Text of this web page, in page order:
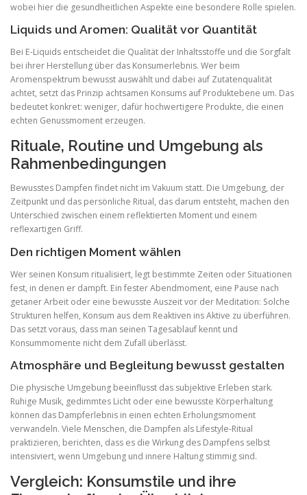
wobei hier die gesundheitlichen Aspekte eine besondere Rolle spielen.
Liquids und Aromen: Qualität vor Quantität
Bei E-Liquids entscheidet die Qualität der Inhaltsstoffe und die Sorgfalt
bei ihrer Herstellung über das Konsumerlebnis. Wer beim
Aromenspektrum bewusst auswählt und dabei auf Zutatenqualität
achtet, setzt das Prinzip achtsamen Konsums auf Produktebene um. Das
bedeutet konkret: weniger, dafür hochwertigere Produkte, die einen
echten Genussmoment erzeugen.
Rituale, Routine und Umgebung als
Rahmenbedingungen
Bewusstes Dampfen findet nicht im Vakuum statt. Die Umgebung, der
Zeitpunkt und das persönliche Ritual, das darum entsteht, machen den
Unterschied zwischen einem reflektierten Moment und einem
reflexartigen Griff.
Den richtigen Moment wählen
Wer seinen Konsum ritualisiert, legt bestimmte Zeiten oder Situationen
fest, in denen er dampft. Ein fester Abendmoment, eine Pause nach
getaner Arbeit oder eine bewusste Auszeit vor der Meditation: Solche
Strukturen helfen, Konsum aus dem Reaktiven ins Aktive zu überführen.
Das setzt voraus, dass man seinen Tagesablauf kennt und
Konsummomente nicht dem Zufall überlässt.
Atmosphäre und Begleitung bewusst gestalten
Die physische Umgebung beeinflusst das subjektive Erleben stark.
Ruhige Musik, gedimmtes Licht oder eine bewusste Körperhaltung
können das Dampferlebnis in einen echten Erholungsmoment
verwandeln. Viele Menschen, die Dampfen als Lifestyle-Ritual
praktizieren, berichten, dass es die Wirkung des Dampfens selbst
intensiviert, wenn Umgebung und innere Haltung stimmig sind.
Vergleich: Konsumstile und ihre